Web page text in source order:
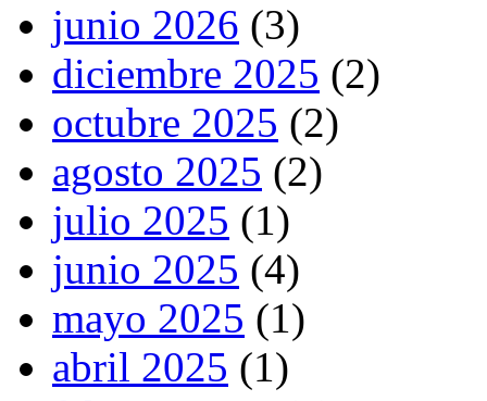
junio 2026 (3)
diciembre 2025 (2)
octubre 2025 (2)
agosto 2025 (2)
julio 2025 (1)
junio 2025 (4)
mayo 2025 (1)
abril 2025 (1)